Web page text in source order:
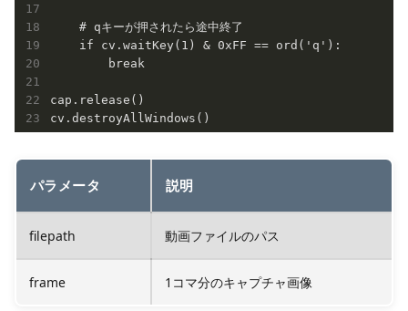
    # qキーが押されたら途中終了
    if cv.waitKey(1) & 0xFF == ord('q'):
        break
cap.release()
cv.destroyAllWindows()
パラメータ 説明
filepath 動画ファイルのパス
frame 1コマ分のキャプチャ画像